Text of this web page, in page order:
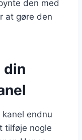
den med
at gøre den
din
endnu
tilføje nogle